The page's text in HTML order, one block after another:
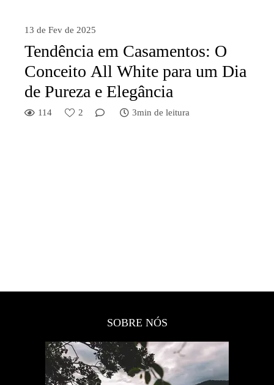
13 de Fev de 2025
Tendência em Casamentos: O
Conceito All White para um Dia
de Pureza e Elegância
114 2 3min de leitura
SOBRE NÓS